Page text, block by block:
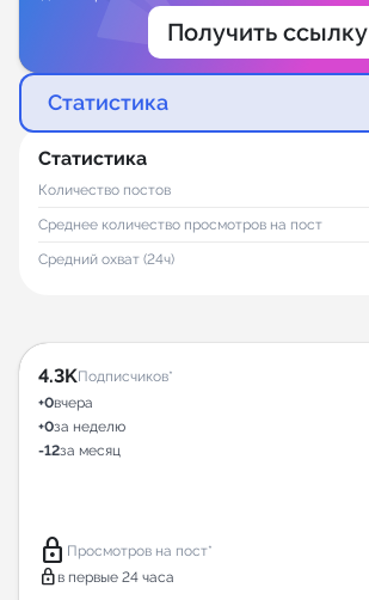
Получить ссылку
Статистика
Статистика
Количество постов
Среднее количество просмотров на пост
Средний охват (24ч)
4.3KПодписчиков*
+0вчера
+0за неделю
-12за месяц
lock Просмотров на пост*
lock в первые 24 часа